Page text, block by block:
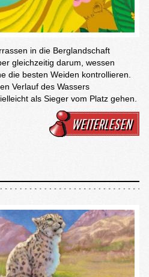
in die Berglandschaft
gleichzeitig darum, wessen
die besten Weiden kontrollieren.
Verlauf des Wassers
als Sieger vom Platz gehen.
WEITERLESEN